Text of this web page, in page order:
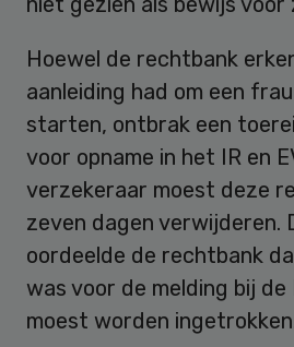
Hoewel de rechtbank
aanleiding had om een
starten, ontbrak een
voor opname in het IR en
verzekeraar moest deze
zeven dagen verwijderen.
oordeelde de rechtbank
was voor de melding bij de
moest worden